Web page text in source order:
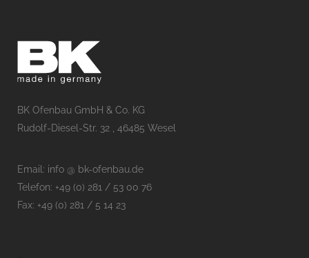
BK Ofenbau GmbH & Co. KG
Rudolf-Diesel-Str. 32 , 46485 Wesel
Email: info @ bk-ofenbau.de
Telefon: +49 (0) 281 / 53 00 76
Fax: +49 (0) 281 / 5 14 23